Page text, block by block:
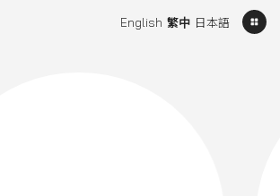
English 繁中 日本語